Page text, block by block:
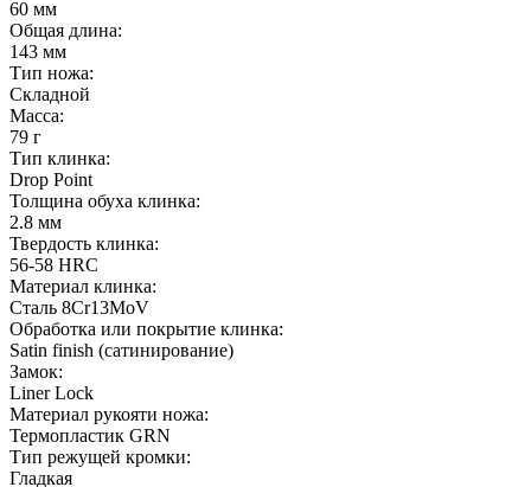
60 мм
Общая длина:
143 мм
Тип ножа:
Складной
Масса:
79 г
Тип клинка:
Drop Point
Толщина обуха клинка:
2.8 мм
Твердость клинка:
56-58 HRC
Материал клинка:
Сталь 8Cr13MoV
Обработка или покрытие клинка:
Satin finish (cатинирование)
Замок:
Liner Lock
Материал рукояти ножа:
Термопластик GRN
Тип режущей кромки:
Гладкая